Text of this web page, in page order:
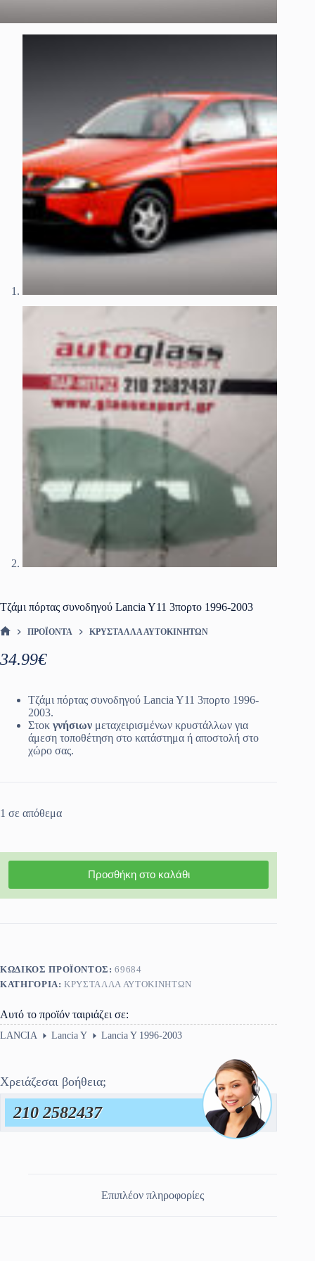
Τζάμι πόρτας συνοδηγού Lancia Y11 3πορτο 1996-2003
ΠΡΟΪΌΝΤΑ ΚΡΎΣΤΑΛΛΑ ΑΥΤΟΚΙΝΉΤΩΝ
34.99€
Τζάμι πόρτας συνοδηγού Lancia Y11 3πορτο 1996-
2003.
Στοκ γνήσιων μεταχειρισμένων κρυστάλλων για
άμεση τοποθέτηση στο κατάστημα ή αποστολή στο
χώρο σας.
1 σε απόθεμα
Προσθήκη στο καλάθι
ΚΩΔΙΚΌΣ ΠΡΟΪΌΝΤΟΣ:69684
ΚΑΤΗΓΟΡΊΑ:ΚΡΎΣΤΑΛΛΑ ΑΥΤΟΚΙΝΉΤΩΝ
Αυτό το προϊόν ταιριάζει σε:
LANCIA Lancia Y Lancia Y 1996-2003
Χρειάζεσαι βοήθεια;
210 2582437
Επιπλέον πληροφορίες